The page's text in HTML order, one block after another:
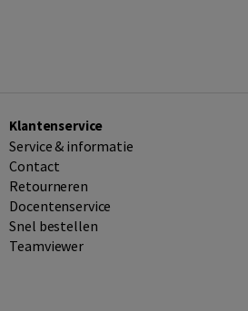
Klantenservice
Service & informatie
Contact
Retourneren
Docentenservice
Snel bestellen
Teamviewer